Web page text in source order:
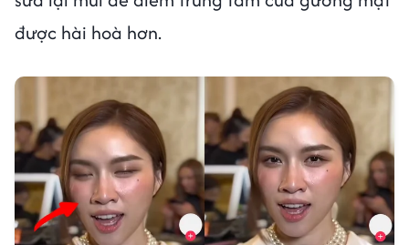
được hài hoà hơn.